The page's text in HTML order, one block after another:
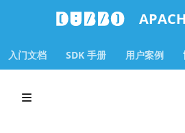
入门文档 SDK 手册 用户案例